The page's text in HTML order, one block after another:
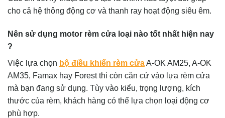
cho cả hệ thông động cơ và thanh ray hoạt động siêu êm.
Nên sử dụng motor rèm cửa loại nào tốt nhất hiện nay
?
Việc lựa chọn bộ điều khiển rèm cửaA-OK AM25, A-OK
AM35, Famax hay Forest thi còn căn cứ vào lựa rèm cửa
mà bạn đang sử dụng. Tùy vào kiểu, trọng lượng, kích
thước của rèm, khách hàng có thể lựa chọn loại động cơ
phù hợp.